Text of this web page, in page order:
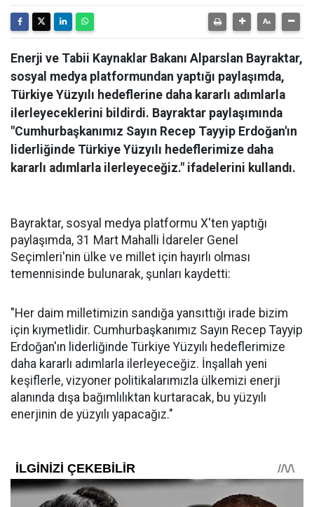
Enerji ve Tabii Kaynaklar Bakanı Alparslan Bayraktar,
sosyal medya platformundan yaptığı paylaşımda,
Türkiye Yüzyılı hedeflerine daha kararlı adımlarla
ilerleyeceklerini bildirdi. Bayraktar paylaşımında
"Cumhurbaşkanımız Sayın Recep Tayyip Erdoğan'ın
liderliğinde Türkiye Yüzyılı hedeflerimize daha
kararlı adımlarla ilerleyeceğiz." ifadelerini kullandı.
Bayraktar, sosyal medya platformu X'ten yaptığı
paylaşımda, 31 Mart Mahalli İdareler Genel
Seçimleri'nin ülke ve millet için hayırlı olması
temennisinde bulunarak, şunları kaydetti:
"Her daim milletimizin sandığa yansıttığı irade bizim
için kıymetlidir. Cumhurbaşkanımız Sayın Recep Tayyip
Erdoğan'ın liderliğinde Türkiye Yüzyılı hedeflerimize
daha kararlı adımlarla ilerleyeceğiz. İnşallah yeni
keşiflerle, vizyoner politikalarımızla ülkemizi enerji
alanında dışa bağımlılıktan kurtaracak, bu yüzyılı
enerjinin de yüzyılı yapacağız."